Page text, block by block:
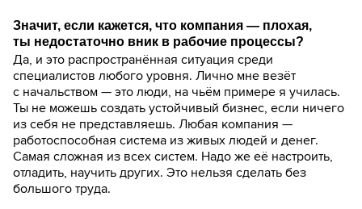
Значит, если кажется, что компания — плохая,
ты недостаточно вник в рабочие процессы?
Да, и это распространённая ситуация среди
специалистов любого уровня. Лично мне везёт
с начальством — это люди, на чьём примере я училась.
Ты не можешь создать устойчивый бизнес, если ничего
из себя не представляешь. Любая компания —
работоспособная система из живых людей и денег.
Самая сложная из всех систем. Надо же её настроить,
отладить, научить других. Это нельзя сделать без
большого труда.